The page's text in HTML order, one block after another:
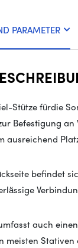
PARAMETER
Stütze fürdie
Befestigung
ausreichend
befindet
auch
meisten